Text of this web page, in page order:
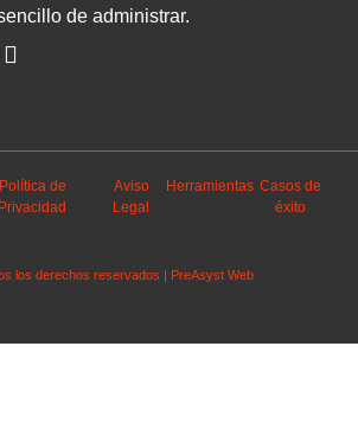
de administrar.
Política de
Privacidad
Aviso
Legal
Herramientas Casos de
éxito
los derechos reservados | PreAsyst Web